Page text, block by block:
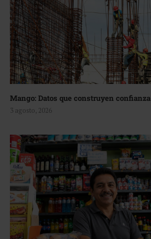
Mango: Datos que construyen confianza
3 agosto, 2026